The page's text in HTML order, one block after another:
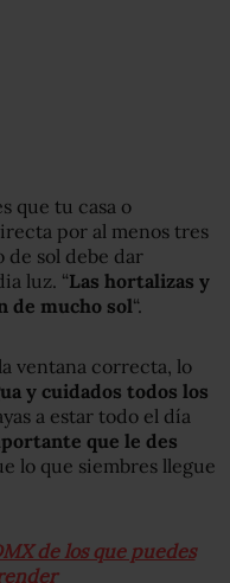
que tu casa o
por al menos tres
de sol debe dar
luz. “Las hortalizas y
de mucho sol“.
ventana correcta, lo
y cuidados todos los
a estar todo el día
que le des
lo que siembres llegue
de los que puedes